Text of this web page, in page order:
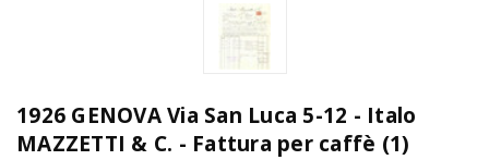
1926 GENOVA Via San Luca 5-12 - Italo
MAZZETTI & C. - Fattura per caffè (1)